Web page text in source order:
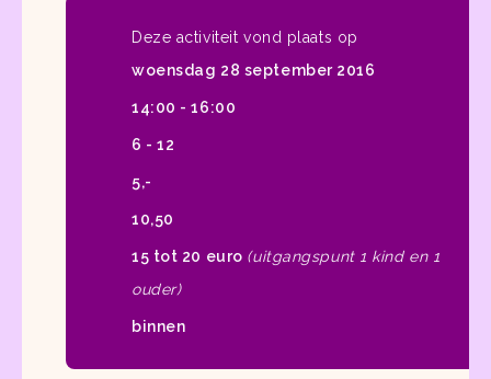
Deze activiteit vond plaats op
woensdag 28 september 2016
14:00 - 16:00
6 - 12
5,-
10,50
15 tot 20 euro (uitgangspunt 1 kind en 1
ouder)
binnen